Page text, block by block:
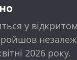
у
2026 року.